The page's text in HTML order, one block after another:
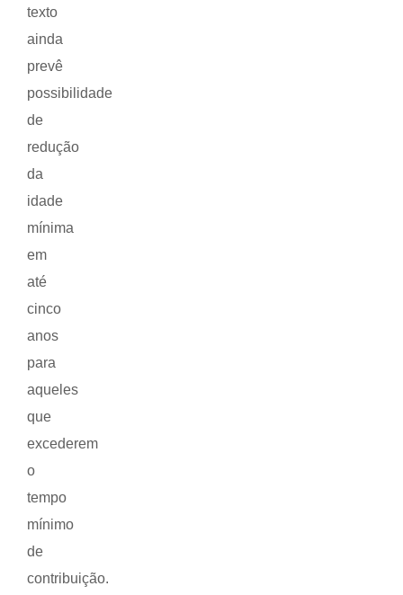
texto
ainda
prevê
possibilidade
de
redução
da
idade
mínima
em
até
cinco
anos
para
aqueles
que
excederem
o
tempo
mínimo
de
contribuição.